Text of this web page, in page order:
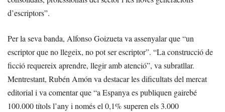
d’escriptors”.
Per la seva banda, Alfonso Goizueta va assenyalar que “un
escriptor que no llegeix, no pot ser escriptor”. “La construcció de
ficció requereix aprendre, llegir amb atenció”, va subratllar.
Mentrestant, Rubén Amón va destacar les dificultats del mercat
editorial i va comentar que “a Espanya es publiquen gairebé
100.000 títols l’any i només el 0,1% superen els 3.000